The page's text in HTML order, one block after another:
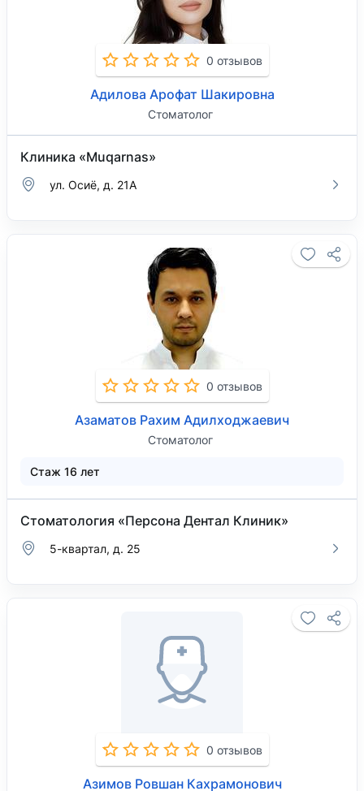
0 отзывов
Адилова Арофат Шакировна
Стоматолог
Клиника «Muqarnas»
ул. Осиё, д. 21А
0 отзывов
Азаматов Рахим Адилходжаевич
Стоматолог
Стаж 16 лет
Стоматология «Персона Дентал Клиник»
5-квартал, д. 25
0 отзывов
Азимов Ровшан Кахрамонович